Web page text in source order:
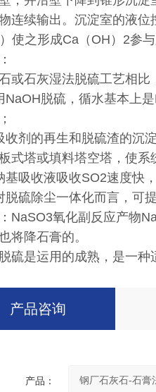
连续输出。沉淀室的液
）使之形成Ca（OH）2参
或石灰湿法脱硫工艺相比
NaOH脱硫，循水基本上
收剂的再生和脱硫渣的
式塔或填料塔空塔，使系
基吸收液吸收SO2速度快
脱硫除尘一体化而言，可
NaSO3氧化副反应产物
将降石膏的。
硫是运用的成熟，是一种
产品咨询
产品：